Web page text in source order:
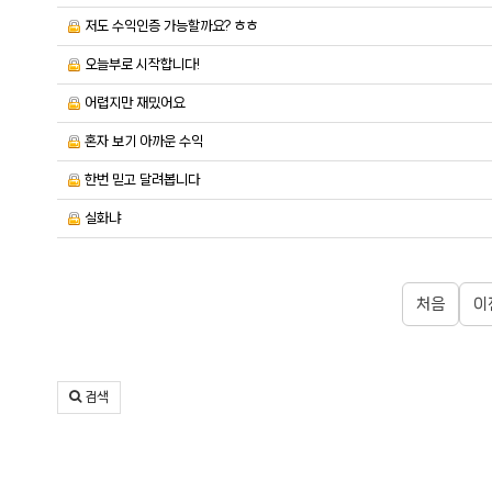
저도 수익인증 가능할까요? ㅎㅎ
오늘부로 시작합니다!
어렵지만 재밌어요
혼자 보기 아까운 수익
한번 믿고 달려봅니다
실화냐
처음 이
검색